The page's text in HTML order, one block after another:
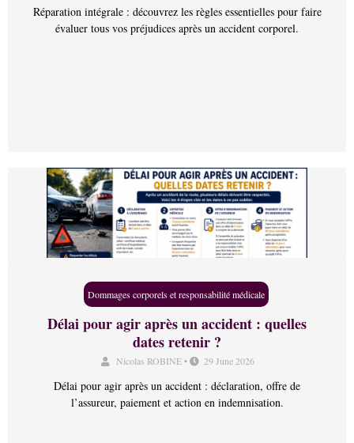
Réparation intégrale : découvrez les règles essentielles pour faire
évaluer tous vos préjudices après un accident corporel.
Dommages corporels et responsabilité médicale
Délai pour agir après un accident : quelles
dates retenir ?
Nicolas ROBINE• 29 June 2026
Délai pour agir après un accident : déclaration, offre de
l’assureur, paiement et action en indemnisation.